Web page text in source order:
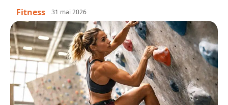
Fitness 31 mai 2026